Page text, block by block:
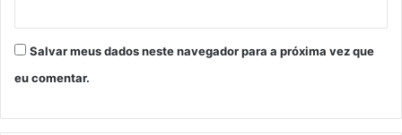
Salvar meus dados neste navegador para a próxima vez que
eu comentar.